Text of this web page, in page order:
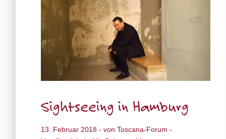
Sightseeing in Hamburg
13. Februar 2018 - von Toscana-Forum -